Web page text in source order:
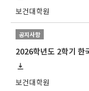
보건대학원
공지사항
보건대학원